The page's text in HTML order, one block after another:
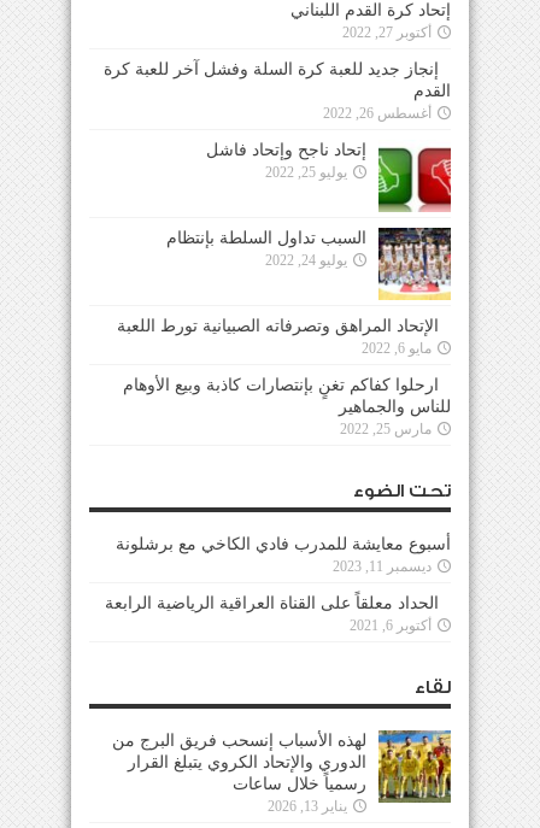
إتحاد كرة القدم اللبناني
أكتوبر 27, 2022
إنجاز جديد للعبة كرة السلة وفشل آخر للعبة كرة
القدم
أغسطس 26, 2022
إتحاد ناجح وإتحاد فاشل
يوليو 25, 2022
السبب تداول السلطة بإنتظام
يوليو 24, 2022
الإتحاد المراهق وتصرفاته الصبيانية تورط اللعبة
مايو 6, 2022
ارحلوا كفاكم تغنٍ بإنتصارات كاذبة وبيع الأوهام
للناس والجماهير
مارس 25, 2022
تحت الضوء
أسبوع معايشة للمدرب فادي الكاخي مع برشلونة
ديسمبر 11, 2023
الحداد معلقاً على القناة العراقية الرياضية الرابعة
أكتوبر 6, 2021
لقاء
لهذه الأسباب إنسحب فريق البرج من
الدوري والإتحاد الكروي يتبلغ القرار
رسمياً خلال ساعات
يناير 13, 2026